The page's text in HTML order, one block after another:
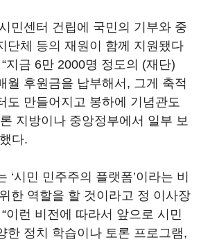
민센터 건립에 국민의 기부와 중
단체 등의 재원이 함께 지원됐다
지금 6만 2000명 정도의 (재단)
월 후원금을 납부해서, 그게 축적
도 만들어지고 봉하에 기념관도
지방이나 중앙정부에서 일부 보
다.
‘시민 민주주의 플랫폼’이라는 비
한 역할을 할 것이라고 정 이사장
이런 비전에 따라서 앞으로 시민
한 정치 학습이나 토론 프로그램,